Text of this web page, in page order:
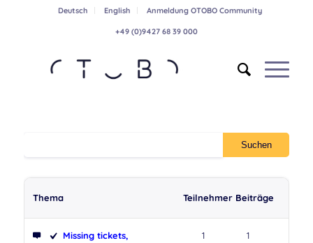
Deutsch English Anmeldung OTOBO Community
+49 (0)9427 68 39 000
Thema Teilnehmer Beiträge
Missing tickets,
1 1